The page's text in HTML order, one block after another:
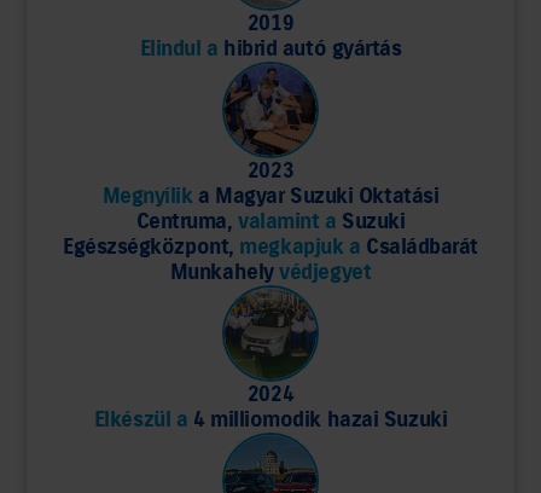
2019
Elindul a hibrid autó gyártás
2023
Megnyílika Magyar Suzuki Oktatási
Centruma,valamint a Suzuki
Egészségközpont, megkapjuk a Családbarát
Munkahelyvédjegyet
2024
Elkészül a 4 milliomodik hazai Suzuki